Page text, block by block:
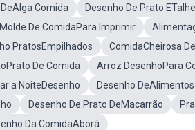
Comida Desenho De Prato
Molde De ComidaPara Imprimir
PratosEmpilhados ComidaCheirosa
De Comida Arroz DesenhoPara
a NoiteDesenho Desenho DeAlimentos
Desenho De Prato DeMacarrão
Da ComidaAborá